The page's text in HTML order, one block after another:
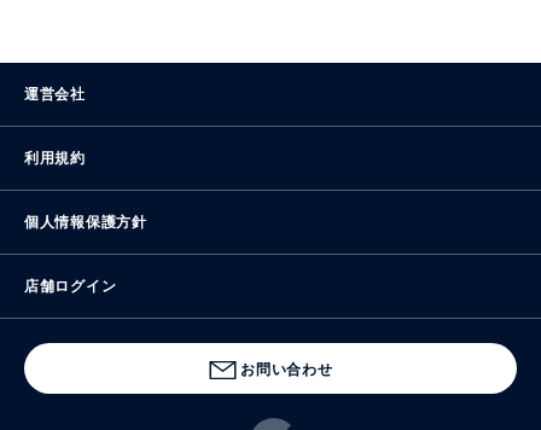
運営会社
利用規約
個人情報保護方針
店舗ログイン
お問い合わせ